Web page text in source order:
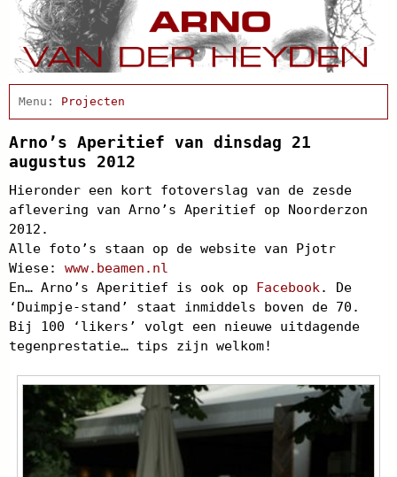
Home
Afscheidsbijeenkomst
Condoleance
Actueel
Arno Schrijft
Clips
Discografie
Projecten
Schnabbel en babbel
Biografie
Agenda
In de pers
Links
Contact
Arno’s Aperitief van dinsdag 21
augustus 2012
Hieronder een kort fotoverslag van de zesde
aflevering van Arno’s Aperitief op Noorderzon
2012.
Alle foto’s staan op de website van Pjotr
Wiese: www.beamen.nl
En… Arno’s Aperitief is ook op Facebook. De
‘Duimpje-stand’ staat inmiddels boven de 70.
Bij 100 ‘likers’ volgt een nieuwe uitdagende
tegenprestatie… tips zijn welkom!